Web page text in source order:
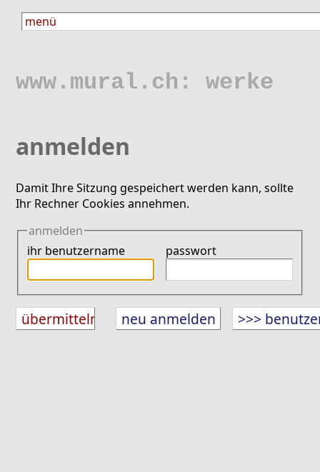
www.mural.ch: werke
anmelden
Damit Ihre Sitzung gespeichert werden kann, sollte
Ihr Rechner Cookies annehmen.
anmelden
ihr benutzername
passwort
neu anmelden >>>